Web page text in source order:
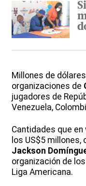
Millones de
organizaciones de
jugadores de
Venezuela,
Cantidades que
los US$5
Jackson
organización de
Liga Americana.